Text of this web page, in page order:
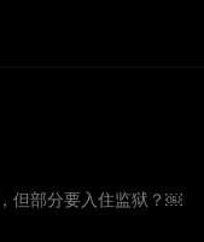
但部分要入住监狱？￼